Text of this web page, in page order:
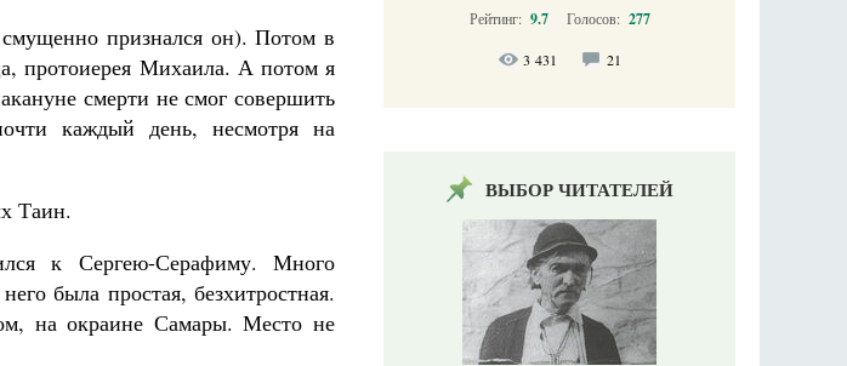
признался он). Потом в
протоиерея Михаила. А потом я
смерти не смог совершить
каждый день, несмотря на
Таин.
к Сергею-Серафиму. Много
была простая, безхитростная.
на окраине Самары. Место не
Рейтинг: 9.7 Голосов: 277
3 431 21
ВЫБОР ЧИТАТЕЛЕЙ